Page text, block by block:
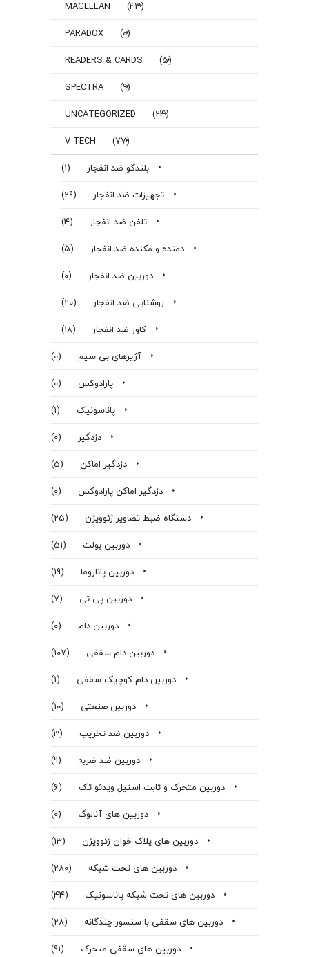
MAGELLAN
(43)
PARADOX
(0)
READERS & CARDS
(5)
SPECTRA
(9)
UNCATEGORIZED
(24)
V TECH
(77)
بلندگو ضد انفجار
(1)
تجهیزات ضد انفجار
(29)
تلفن ضد انفجار
(4)
دمنده و مکنده ضد انفجار
(5)
دوربین ضد انفجار
(0)
روشنایی ضد انفجار
(20)
کاور ضد انفجار
(18)
آژیرهای بی سیم
(0)
پارادوکس
(0)
پاناسونیک
(1)
دزدگیر
(0)
دزدگیر اماکن
(5)
دزدگیر اماکن پارادوکس
(0)
دستگاه ضبط تصاویر ژئوویژن
(25)
دوربین بولت
(51)
دوربین پاناروما
(19)
دوربین پی تی
(7)
دوربین دام
(0)
دوربین دام سقفی
(107)
دوربین دام کوچیک سقفی
(1)
دوربین صنعتی
(10)
دوربین ضد تخریب
(3)
دوربین ضد ضربه
(9)
دوربین متحرک و ثابت استیل ویدئو تک
(6)
دوربین های آنالوگ
(0)
دوربین های پلاک خوان ژئوویژن
(13)
دوربین های تحت شبکه
(280)
دوربین های تحت شبکه پاناسونیک
(44)
دوربین های سقفی با سنسور چندگانه
(28)
دوربین های سقفی متحرک
(91)